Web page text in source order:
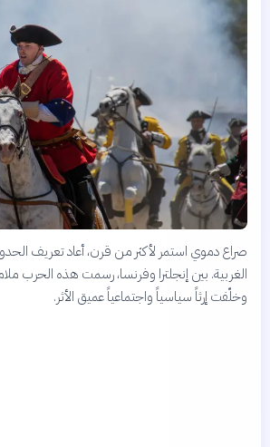
صراع دموي استمر لأكثر من قرن، أعاد تعريف
الغربية. بين إنجلترا وفرنسا، رسمت هذه الحرب
وخلّفت إرثاً سياسياً واجتماعياً عميق الأثر.